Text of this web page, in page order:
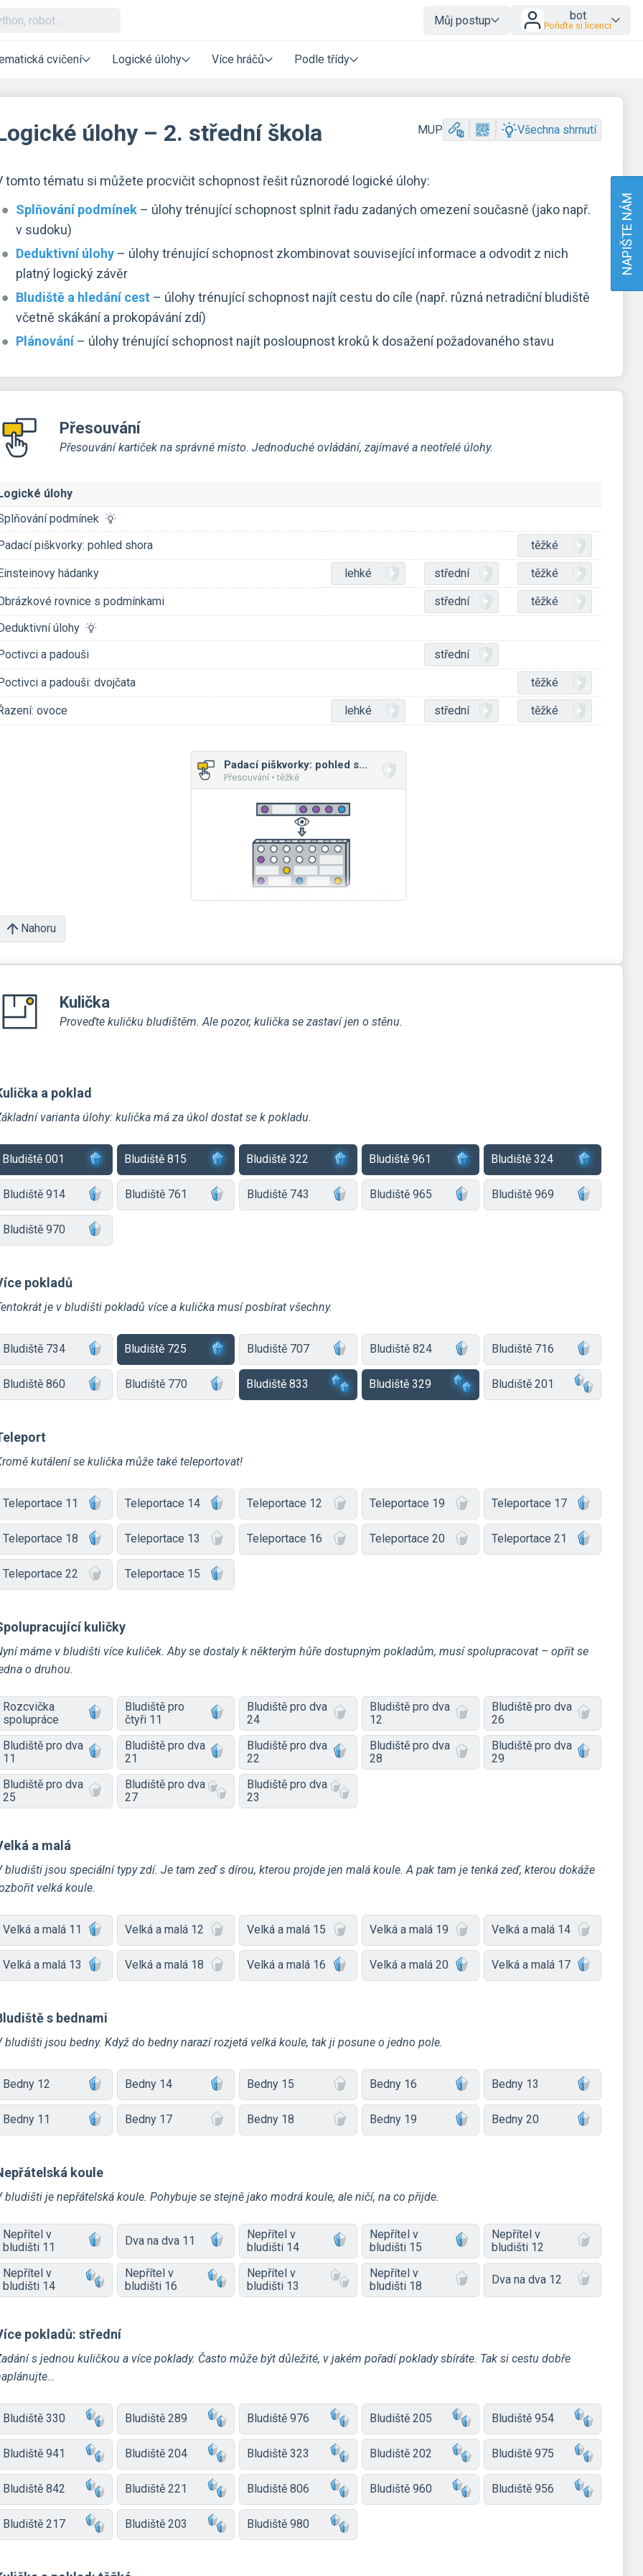
Můj postup bot
Pořiďte si licenci
cvičení Logické úlohy Více hráčů Podle třídy
úlohy – 2. střední škola MUP Všechna shrnutí
tomto tématu si můžete procvičit schopnost řešit různorodé logické úlohy:
Splňování podmínek – úlohy trénující schopnost splnit řadu zadaných omezení současně (jako např.
v sudoku)
Deduktivní úlohy – úlohy trénující schopnost zkombinovat související informace a odvodit z nich
platný logický závěr
Bludiště a hledání cest – úlohy trénující schopnost najít cestu do cíle (např. různá netradiční bludiště
včetně skákání a prokopávání zdí)
Plánování– úlohy trénující schopnost najít posloupnost kroků k dosažení požadovaného stavu
Přesouvání
Přesouvání kartiček na správné místo. Jednoduché ovládání, zajímavé a neotřelé úlohy.
úlohy
podmínek
piškvorky: pohled shora
těžké
hádanky lehké střední těžké
rovnice s podmínkami střední
těžké
úlohy
a padouši
střední
a padouši: dvojčata těžké
ovoce lehké střední těžké
Padací piškvorky: pohled shora
Přesouvání • těžké
Nahoru
Kulička
Proveďte kuličku bludištěm. Ale pozor, kulička se zastaví jen o stěnu.
a poklad
varianta úlohy: kulička má za úkol dostat se k pokladu.
Bludiště 001 Bludiště 815 Bludiště 322 Bludiště 961 Bludiště 324
Bludiště 914 Bludiště 761 Bludiště 743 Bludiště 965 Bludiště 969
Bludiště 970
pokladů
je v bludišti pokladů více a kulička musí posbírat všechny.
Bludiště 734 Bludiště 725 Bludiště 707 Bludiště 824 Bludiště 716
Bludiště 860 Bludiště 770 Bludiště 833 Bludiště 329 Bludiště 201
kutálení se kulička může také teleportovat!
Teleportace 11 Teleportace 14 Teleportace 12 Teleportace 19 Teleportace 17
Teleportace 18 Teleportace 13 Teleportace 16 Teleportace 20 Teleportace 21
Teleportace 22 Teleportace 15
kuličky
máme v bludišti více kuliček. Aby se dostaly k některým hůře dostupným pokladům, musí spolupracovat – opřít se
o druhou.⁠⁠⁠⁠⁠⁠
Rozcvička
spolupráce
Bludiště pro
čtyři 11
Bludiště pro dva
24
Bludiště pro dva
12
Bludiště pro dva
26
Bludiště pro dva
11
Bludiště pro dva
21
Bludiště pro dva
22
Bludiště pro dva
28
Bludiště pro dva
29
Bludiště pro dva
25
Bludiště pro dva
27
Bludiště pro dva
23
a malá
bludišti jsou speciální typy zdí. Je tam zeď s dírou, kterou projde jen malá koule. A pak tam je tenká zeď, kterou dokáže
velká koule.
Velká a malá 11 Velká a malá 12 Velká a malá 15 Velká a malá 19 Velká a malá 14
Velká a malá 13 Velká a malá 18 Velká a malá 16 Velká a malá 20 Velká a malá 17
s bednami
bludišti jsou bedny. Když do bedny narazí rozjetá velká koule, tak ji posune o jedno pole.
Bedny 12 Bedny 14 Bedny 15 Bedny 16 Bedny 13
Bedny 11 Bedny 17 Bedny 18 Bedny 19 Bedny 20
koule
bludišti je nepřátelská koule. Pohybuje se stejně jako modrá koule, ale ničí, na co přijde.
Nepřítel v
bludišti 11
Dva na dva 11
Nepřítel v
bludišti 14
Nepřítel v
bludišti 15
Nepřítel v
bludišti 12
Nepřítel v
bludišti 14
Nepřítel v
bludišti 16
Nepřítel v
bludišti 13
Nepřítel v
bludišti 18
Dva na dva 12
pokladů: střední
s jednou kuličkou a více poklady. Často může být důležité, v jakém pořadí poklady sbíráte. Tak si cestu dobře
Bludiště 330 Bludiště 289 Bludiště 976 Bludiště 205 Bludiště 954
Bludiště 941 Bludiště 204 Bludiště 323 Bludiště 202 Bludiště 975
Bludiště 842 Bludiště 221 Bludiště 806 Bludiště 960 Bludiště 956
Bludiště 217 Bludiště 203 Bludiště 980
NAPIŠTE NÁM